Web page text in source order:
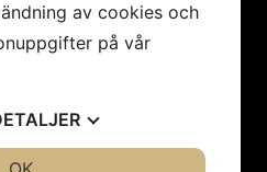
av cookies och
på vår